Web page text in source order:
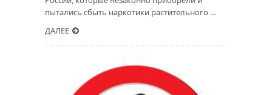
пытались сбыть наркотики растительного …
ДАЛЕЕ